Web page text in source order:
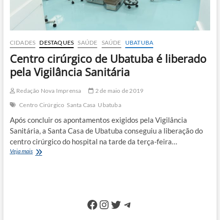
CIDADES DESTAQUES SAÚDE SAÚDE UBATUBA
Centro cirúrgico de Ubatuba é liberado
pela Vigilância Sanitária
Redação Nova Imprensa
2 de maio de 2019
Centro Cirúrgico Santa Casa Ubatuba
Após concluir os apontamentos exigidos pela Vigilância
Sanitária, a Santa Casa de Ubatuba conseguiu a liberação do
centro cirúrgico do hospital na tarde da terça-feira…
Veja maisCentro
Facebook
Instagram
Twitter
Telegram